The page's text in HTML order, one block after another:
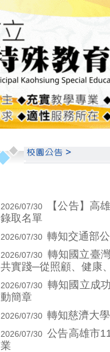
2026/07/30
【公告】高
錄取名單
2026/07/30 轉知交通部
2026/07/30 轉知國立臺
共實踐─從照顧、健康
2026/07/30 轉知國立成
動簡章
2026/07/30 轉知慈濟大
2026/07/30公告高雄市
業